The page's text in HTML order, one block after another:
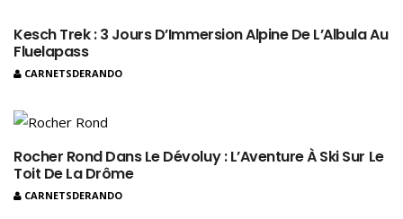
Kesch Trek : 3 Jours D’Immersion Alpine De L’Albula Au
Fluelapass
CARNETSDERANDO
Rocher Rond Dans Le Dévoluy : L’Aventure À Ski Sur Le
Toit De La Drôme
CARNETSDERANDO